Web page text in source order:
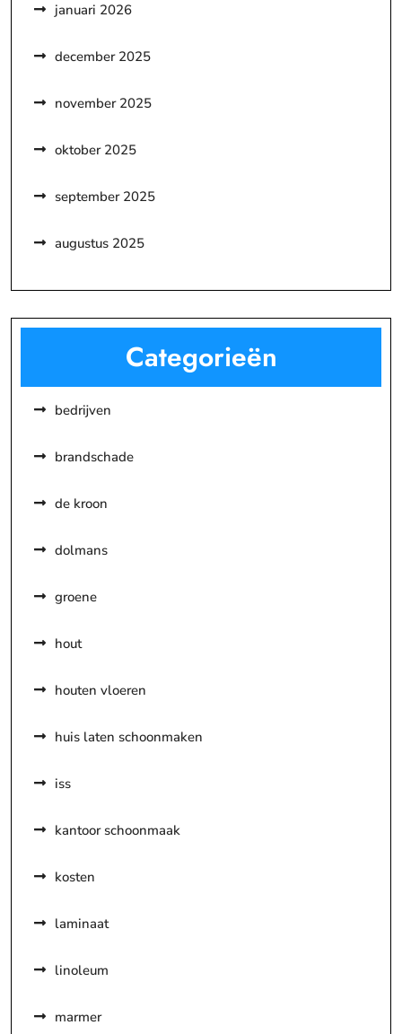
januari 2026
december 2025
november 2025
oktober 2025
september 2025
augustus 2025
Categorieën
bedrijven
brandschade
de kroon
dolmans
groene
hout
houten vloeren
huis laten schoonmaken
iss
kantoor schoonmaak
kosten
laminaat
linoleum
marmer